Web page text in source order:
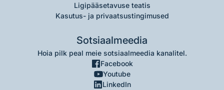
Ligipääsetavuse teatis
Kasutus- ja privaatsustingimused
Sotsiaalmeedia
Hoia pilk peal meie sotsiaalmeedia kanalitel.
Facebook
Youtube
LinkedIn